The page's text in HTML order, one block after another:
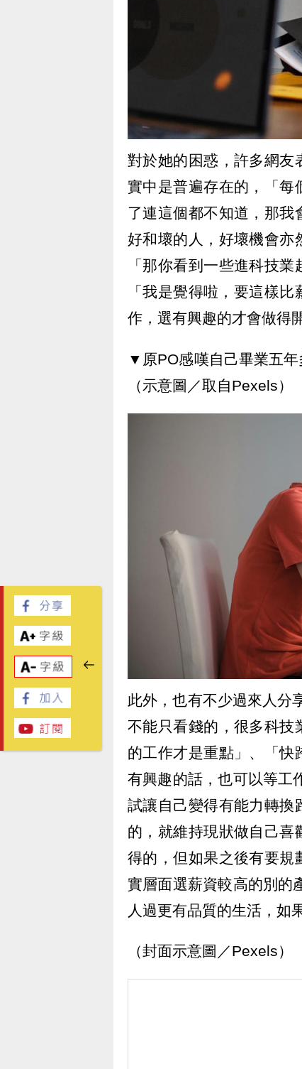
對於她的困惑，許多網友
實中是普遍存在的，「每
了連這個都不知道，那我
好和壞的人，好壞機會亦
「那你看到一些進科技
「我是覺得啦，要這樣
作，選有興趣的才會做得
▼原PO感嘆自己畢業五年
（示意圖／取自Pexels）
此外，也有不少過來人分
不能只看錢的，很多科技
的工作才是重點」、「快
有興趣的話，也可以等工
試讓自己變得有能力轉換
的，就維持現狀做自己喜
得的，但如果之後有要規
實層面選薪資較高的別的
人過更有品質的生活，如
（封面示意圖／Pexels）